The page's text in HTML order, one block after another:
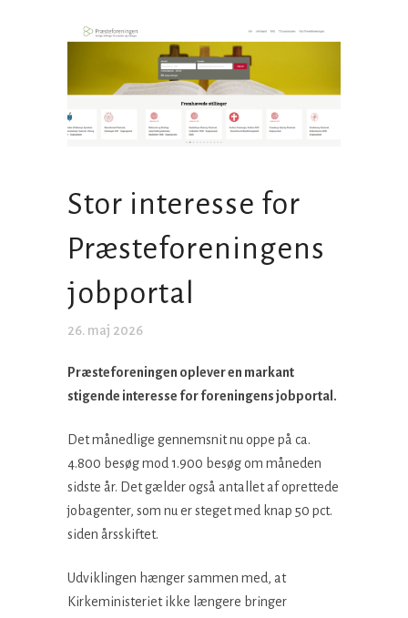
Stor interesse for
Præsteforeningens
jobportal
26. maj 2026
Præsteforeningen oplever en markant
stigende interesse for foreningens jobportal.
Det månedlige gennemsnit nu oppe på ca.
4.800 besøg mod 1.900 besøg om måneden
sidste år. Det gælder også antallet af oprettede
jobagenter, som nu er steget med knap 50 pct.
siden årsskiftet.
Udviklingen hænger sammen med, at
Kirkeministeriet ikke længere bringer